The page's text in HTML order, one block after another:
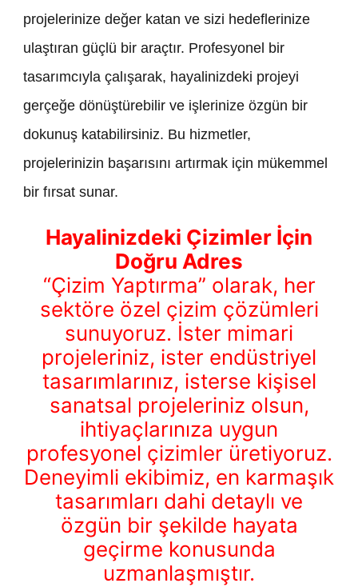
projelerinize değer katan ve sizi hedeflerinize
ulaştıran güçlü bir araçtır. Profesyonel bir
tasarımcıyla çalışarak, hayalinizdeki projeyi
gerçeğe dönüştürebilir ve işlerinize özgün bir
dokunuş katabilirsiniz. Bu hizmetler,
projelerinizin başarısını artırmak için mükemmel
bir fırsat sunar.
Hayalinizdeki Çizimler İçin
Doğru Adres
“Çizim Yaptırma” olarak, her
sektöre özel çizim çözümleri
sunuyoruz. İster mimari
projeleriniz, ister endüstriyel
tasarımlarınız, isterse kişisel
sanatsal projeleriniz olsun,
ihtiyaçlarınıza uygun
profesyonel çizimler üretiyoruz.
Deneyimli ekibimiz, en karmaşık
tasarımları dahi detaylı ve
özgün bir şekilde hayata
geçirme konusunda
uzmanlaşmıştır.